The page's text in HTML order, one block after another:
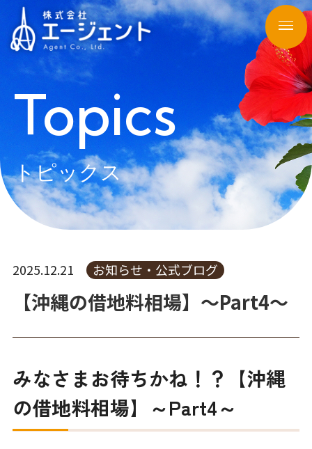
Topics
トピックス
【沖縄の借地料相場】～Part4～
2025.12.21 お知らせ・公式ブログ
みなさまお待ちかね！？【沖縄
の借地料相場】～Part4～